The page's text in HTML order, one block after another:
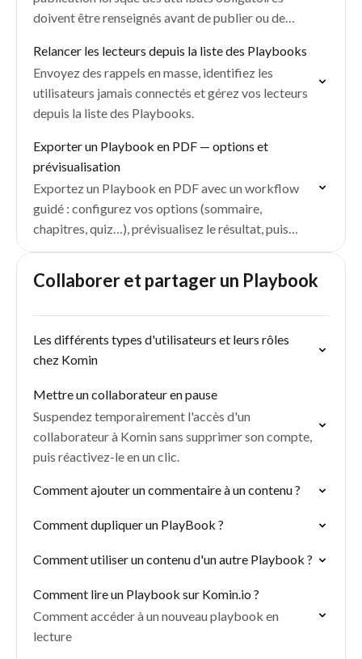
doivent être renseignés avant de publier ou de
Relancer les lecteurs depuis la liste des Playbooks
Envoyez des rappels en masse, identifiez les
utilisateurs jamais connectés et gérez vos lecteurs
depuis la liste des Playbooks.
Exporter un Playbook en PDF — options et
prévisualisation
Exportez un Playbook en PDF avec un workflow
guidé : configurez vos options (sommaire,
chapitres, quiz…), prévisualisez le résultat, puis
téléchargez, imprimez ou envoyez par mail.
Collaborer et partager un Playbook
Les différents types d'utilisateurs et leurs rôles
chez Komin
Mettre un collaborateur en pause
Suspendez temporairement l'accès d'un
collaborateur à Komin sans supprimer son compte,
puis réactivez-le en un clic.
Comment ajouter un commentaire à un contenu ?
Comment dupliquer un PlayBook ?
Comment utiliser un contenu d'un autre Playbook ?
Comment lire un Playbook sur Komin.io ?
Comment accéder à un nouveau playbook en
lecture